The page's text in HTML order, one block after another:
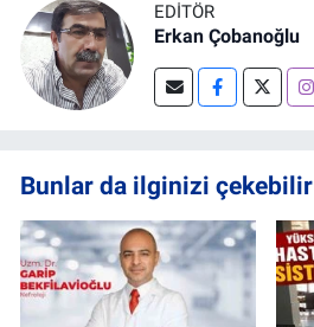
EDITÖR
Erkan Çobanoğlu
Bunlar da ilginizi çekebilir